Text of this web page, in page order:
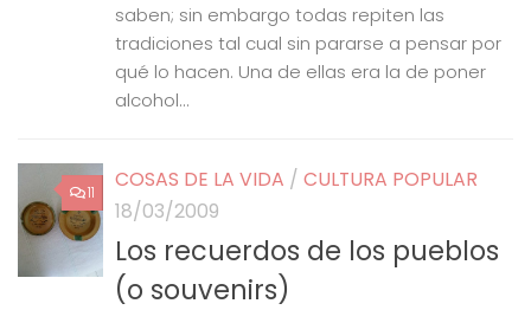
saben; sin embargo todas repiten las
tradiciones tal cual sin pararse a pensar por
qué lo hacen. Una de ellas era la de poner
alcohol...
11 COSAS DE LA VIDA / CULTURA POPULAR
18/03/2009
Los recuerdos de los pueblos
(o souvenirs)